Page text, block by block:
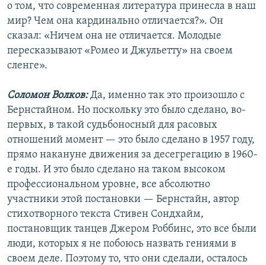
о том, что современная литература принесла в наш
мир? Чем она кардинально отличается?». Он
сказал: «Ничем она не отличается. Молодые
пересказывают «Ромео и Джульетту» на своем
сленге».
Соломон Волков:Да, именно так это произошло с
Бернстайном. Но поскольку это было сделано, во-
первых, в такой судьбоносный для расовых
отношений момент — это было сделано в 1957 году,
прямо накануне движения за десегрегацию в 1960-
е годы. И это было сделано на таком высоком
профессиональном уровне, все абсолютно
участники этой постановки — Бернстайн, автор
стихотворного текста Стивен Сондхайм,
постановщик танцев Джером Роббинс, это все были
люди, которых я не побоюсь назвать гениями в
своем деле. Поэтому то, что они сделали, осталось